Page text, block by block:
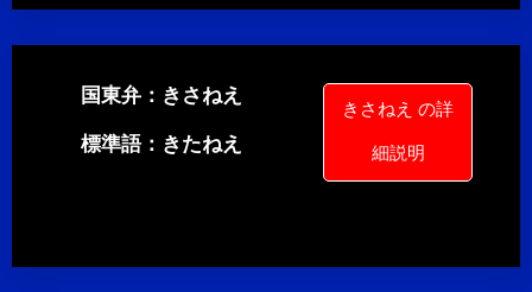
国東弁：きさねえ
標準語：きたねえ
きさねえ の詳
細説明